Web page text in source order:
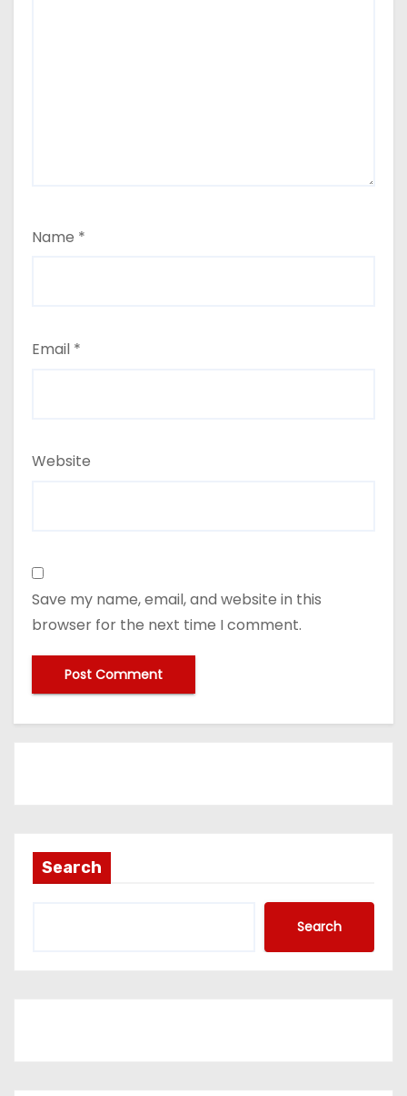
Name *
Email *
Website
Save my name, email, and website in this
browser for the next time I comment.
Search
Search